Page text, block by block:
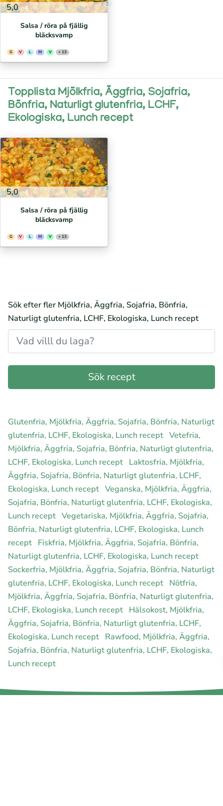
5,0 2
Salsa / röra på fjällig
bläcksvamp
G V L M V + 13
Topplista Mjölkfria, Äggfria, Sojafria,
Bönfria, Naturligt glutenfria, LCHF,
Ekologiska, Lunch recept
5,0 2
Salsa / röra på fjällig
bläcksvamp
G V L M V + 13
Sök efter fler Mjölkfria, Äggfria, Sojafria, Bönfria,
Naturligt glutenfria, LCHF, Ekologiska, Lunch recept
Glutenfria, Mjölkfria, Äggfria, Sojafria, Bönfria, Naturligt
glutenfria, LCHF, Ekologiska, Lunch recept Vetefria,
Mjölkfria, Äggfria, Sojafria, Bönfria, Naturligt glutenfria,
LCHF, Ekologiska, Lunch recept Laktosfria, Mjölkfria,
Äggfria, Sojafria, Bönfria, Naturligt glutenfria, LCHF,
Ekologiska, Lunch recept Veganska, Mjölkfria, Äggfria,
Sojafria, Bönfria, Naturligt glutenfria, LCHF, Ekologiska,
Lunch recept Vegetariska, Mjölkfria, Äggfria, Sojafria,
Bönfria, Naturligt glutenfria, LCHF, Ekologiska, Lunch
recept Fiskfria, Mjölkfria, Äggfria, Sojafria, Bönfria,
Naturligt glutenfria, LCHF, Ekologiska, Lunch recept
Sockerfria, Mjölkfria, Äggfria, Sojafria, Bönfria, Naturligt
glutenfria, LCHF, Ekologiska, Lunch recept Nötfria,
Mjölkfria, Äggfria, Sojafria, Bönfria, Naturligt glutenfria,
LCHF, Ekologiska, Lunch recept Hälsokost, Mjölkfria,
Äggfria, Sojafria, Bönfria, Naturligt glutenfria, LCHF,
Ekologiska, Lunch recept Rawfood, Mjölkfria, Äggfria,
Sojafria, Bönfria, Naturligt glutenfria, LCHF, Ekologiska,
Lunch recept